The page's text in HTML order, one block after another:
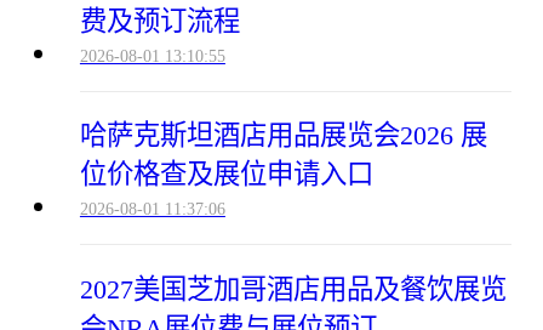
费及预订流程
2026-08-01 13:10:55
哈萨克斯坦酒店用品展览会2026 展
位价格查及展位申请入口
2026-08-01 11:37:06
2027美国芝加哥酒店用品及餐饮展览